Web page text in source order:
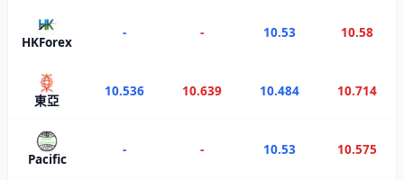
HKForex
- - 10.53 10.58
東亞
10.536 10.639 10.484 10.714
Pacific
- - 10.53 10.575